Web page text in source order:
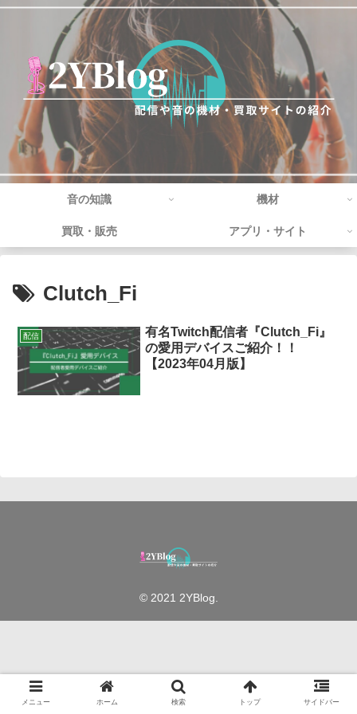
音の知識 機材
買取・販売 アプリ・サイト
Clutch_Fi
配信
有名Twitch配信者『Clutch_Fi』
の愛用デバイスご紹介！！
【2023年04月版】
© 2021 2YBlog.
メニュー ホーム 検索 トップ サイドバー